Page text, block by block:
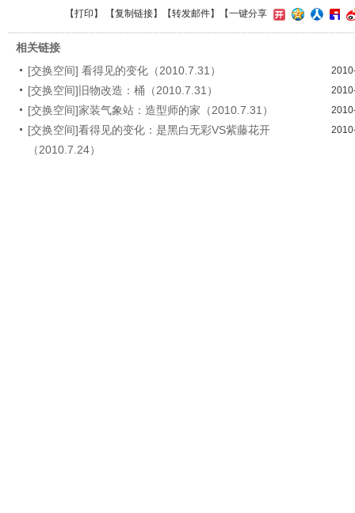
【打印 】 【复制链接】【转发邮件】 【一键分享
相关链接
[交换空间] 看得见的变化（2010.7.31）
[交换空间]旧物改造：桶（2010.7.31）
[交换空间]家装气象站：造型师的家（2010.7.31）
[交换空间]看得见的变化：是黑白无彩VS紫藤花开
（2010.7.24）